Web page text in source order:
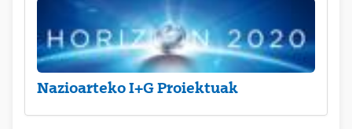
Nazioarteko I+G Proiektuak